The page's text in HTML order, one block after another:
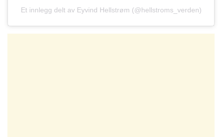
Et innlegg delt av Eyvind Hellstrøm (@hellstroms_verden)